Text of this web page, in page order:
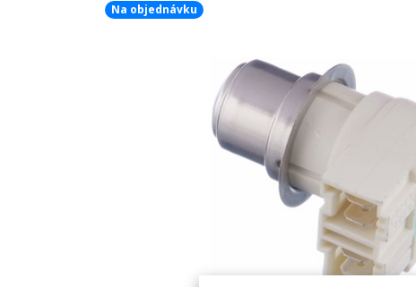
Na objednávku